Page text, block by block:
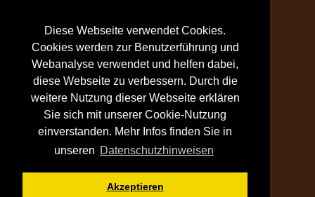
Diese Webseite verwendet Cookies.
Cookies werden zur Benutzerführung und
Webanalyse verwendet und helfen dabei,
diese Webseite zu verbessern. Durch die
weitere Nutzung dieser Webseite erklären
Sie sich mit unserer Cookie-Nutzung
einverstanden. Mehr Infos finden Sie in
unseren Datenschutzhinweisen
Akzeptieren